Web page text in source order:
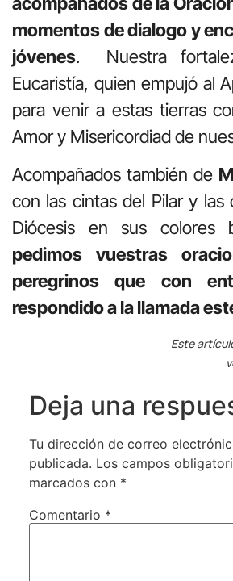
momentos de dialogo y
jóvenes. Nuestra
Eucaristía, quien empujó al
para venir a estas tierras
Amor y Misericordiad de
Acompañados también de
con las cintas del Pilar y las
Diócesis en sus colores
pedimos vuestras
peregrinos que con
respondido a la llamada
Este
Deja una
Tu dirección de correo
publicada. Los campos
marcados con *
Comentario *